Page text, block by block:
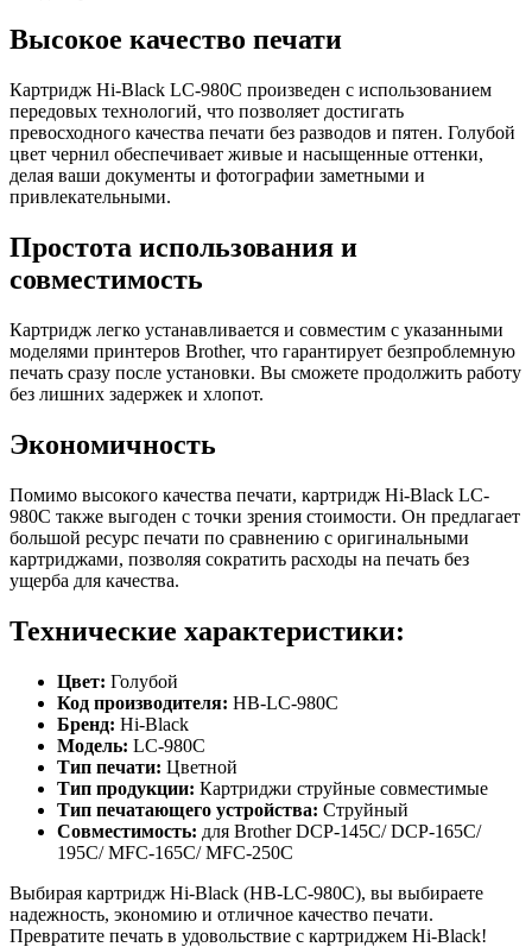
Высокое качество печати
Картридж Hi-Black LC-980C произведен с использованием
передовых технологий, что позволяет достигать
превосходного качества печати без разводов и пятен. Голубой
цвет чернил обеспечивает живые и насыщенные оттенки,
делая ваши документы и фотографии заметными и
привлекательными.
Простота использования и
совместимость
Картридж легко устанавливается и совместим с указанными
моделями принтеров Brother, что гарантирует безпроблемную
печать сразу после установки. Вы сможете продолжить работу
без лишних задержек и хлопот.
Экономичность
Помимо высокого качества печати, картридж Hi-Black LC-
980C также выгоден с точки зрения стоимости. Он предлагает
большой ресурс печати по сравнению с оригинальными
картриджами, позволяя сократить расходы на печать без
ущерба для качества.
Технические характеристики:
Цвет: Голубой
Код производителя: HB-LC-980C
Бренд: Hi-Black
Модель: LC-980C
Тип печати: Цветной
Тип продукции: Картриджи струйные совместимые
Тип печатающего устройства: Струйный
Совместимость: для Brother DCP-145C/ DCP-165С/
195C/ MFC-165C/ MFC-250C
Выбирая картридж Hi-Black (HB-LC-980C), вы выбираете
надежность, экономию и отличное качество печати.
Превратите печать в удовольствие с картриджем Hi-Black!